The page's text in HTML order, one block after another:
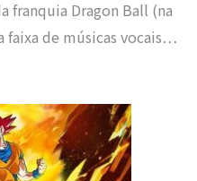
franquia Dragon Ball (na
de músicas vocais…